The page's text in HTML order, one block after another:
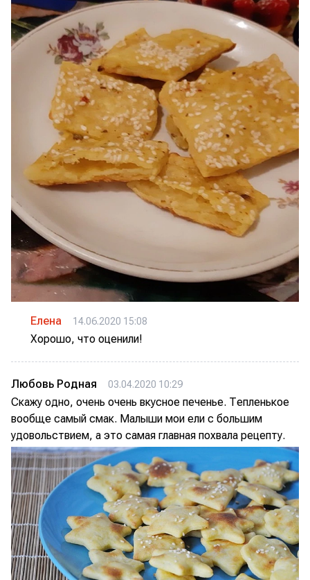
Елена 14.06.2020 15:08
Хорошо, что оценили!
Любовь Родная 03.04.2020 10:29
Скажу одно, очень очень вкусное печенье. Тепленькое
вообще самый смак. Малыши мои ели с большим
удовольствием, а это самая главная похвала рецепту.